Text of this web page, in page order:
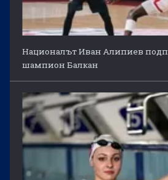
Националът Иван Алипиев
шампион Балкан